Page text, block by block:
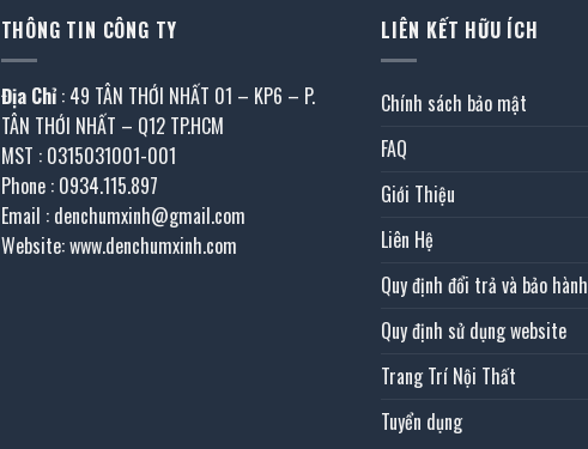
THÔNG TIN CÔNG TY
Địa Chỉ : 49 TÂN THỚI NHẤT 01 – KP6 – P.
TÂN THỚI NHẤT – Q12 TP.HCM
MST : 0315031001-001
Phone : 0934.115.897
Email : denchumxinh@gmail.com
Website: www.denchumxinh.com
LIÊN KẾT HỮU ÍCH
Chính sách bảo mật
FAQ
Giới Thiệu
Liên Hệ
Quy định đổi trả và bảo hành
Quy định sử dụng website
Trang Trí Nội Thất
Tuyển dụng